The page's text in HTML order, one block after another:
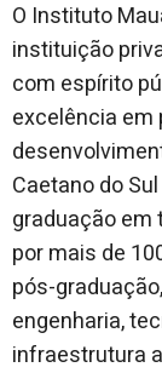
O Instituto
instituição
com espírito
excelência em
Caetano do
graduação em
por mais de
pós-
engenharia,
infraestrutura